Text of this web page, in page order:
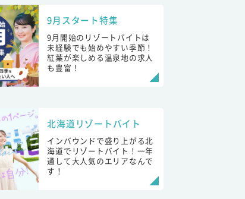
9月スタート特集
9月開始のリゾートバイトは
未経験でも始めやすい季節！
紅葉が楽しめる温泉地の求人
も豊富！
北海道リゾートバイト
インバウンドで盛り上がる北
海道でリゾートバイト！一年
通して大人気のエリアなんで
す！